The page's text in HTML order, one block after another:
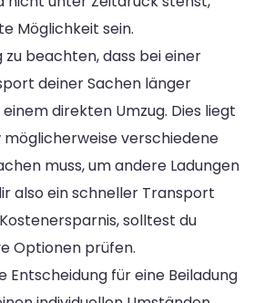
Möglichkeit sein.
zu beachten, dass bei einer
deiner Sachen länger
direkten Umzug. Dies liegt
möglicherweise verschiedene
muss, um andere Ladungen
also ein schneller Transport
solltest du
Optionen prüfen.
Entscheidung für eine Beiladung